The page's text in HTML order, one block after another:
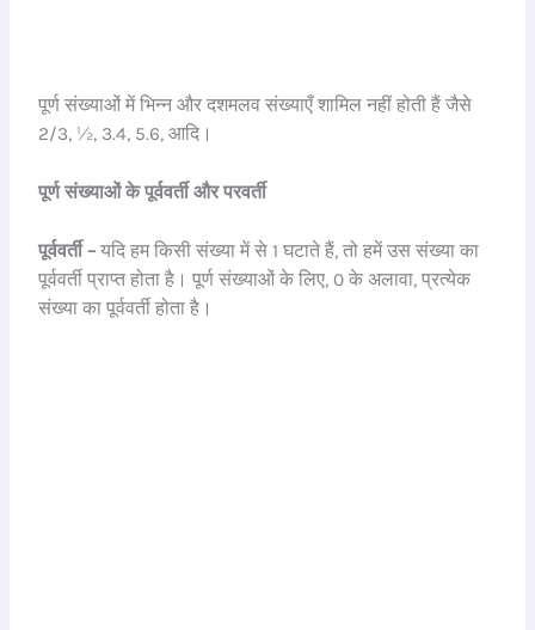
पूर्ण संख्याओं में भिन्न और दशमलव संख्याएँ शामिल नहीं होती हैं जैसे
2/3, ½, 3.4, 5.6, आदि।
पूर्ण संख्याओं के पूर्ववर्ती और परवर्ती
पूर्ववर्ती – यदि हम किसी संख्या में से 1 घटाते हैं, तो हमें उस संख्या का
पूर्ववर्ती प्राप्त होता है। पूर्ण संख्याओं के लिए, 0 के अलावा, प्रत्येक
संख्या का पूर्ववर्ती होता है।